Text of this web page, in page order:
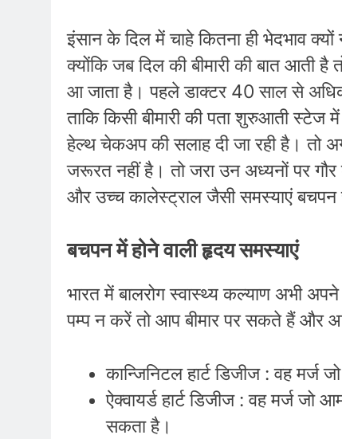
इंसान के दिल में चाहे कितना ही भेदभाव क्यों
क्योंकि जब दिल की बीमारी की बात
आ जाता है। पहले डाक्टर 40 साल से
ताकि किसी बीमारी की पता शुरुआती
हेल्थ चेकअप की सलाह दी जा रही है। तो
जरूरत नहीं है। तो जरा उन अध्यनों पर
और उच्च कालेस्ट्राल जैसी समस्याएं
बचपन में होने वाली हृदय समस्याएं
भारत में बालरोग स्वास्थ्य कल्याण अभी
पम्प न करें तो आप बीमार पर सकते हैं और
कान्जिनिटल हार्ट डिजीज : वह मर्ज
ऐक्वायर्ड हार्ट डिजीज : वह मर्ज जो
सकता है।